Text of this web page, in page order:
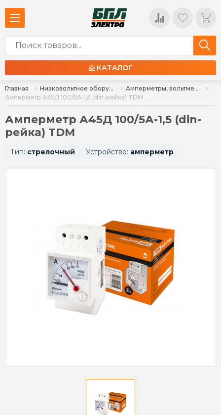
КАТАЛОГ
Главная Низковольтное оборудование
Амперметры, вольтметры, ваттметры
Амперметр А45Д 100/5А-1,5 (din-рейка) TDM
Амперметр А45Д 100/5А-1,5 (din-
рейка) TDM
Тип: стрелочный Устройство: амперметр